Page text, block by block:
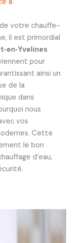
votre chauffe-
il est primordial
pour
ainsi un
de la
dans
nous
vos
Cette
le bon
d’eau,